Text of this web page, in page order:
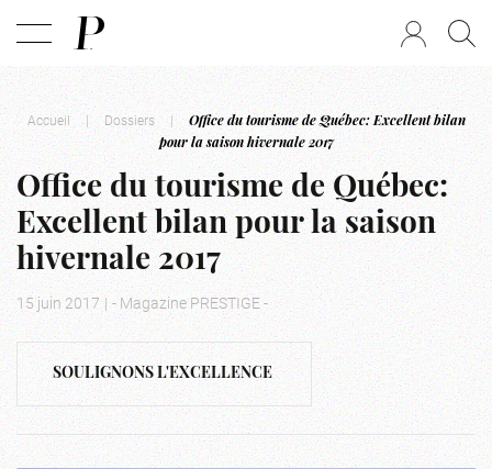
Accueil | Dossiers |
Office du tourisme de Québec: Excellent bilan
pour la saison hivernale 2017
Office du tourisme de Québec:
Excellent bilan pour la saison
hivernale 2017
15 juin 2017 | - Magazine PRESTIGE -
SOULIGNONS L'EXCELLENCE